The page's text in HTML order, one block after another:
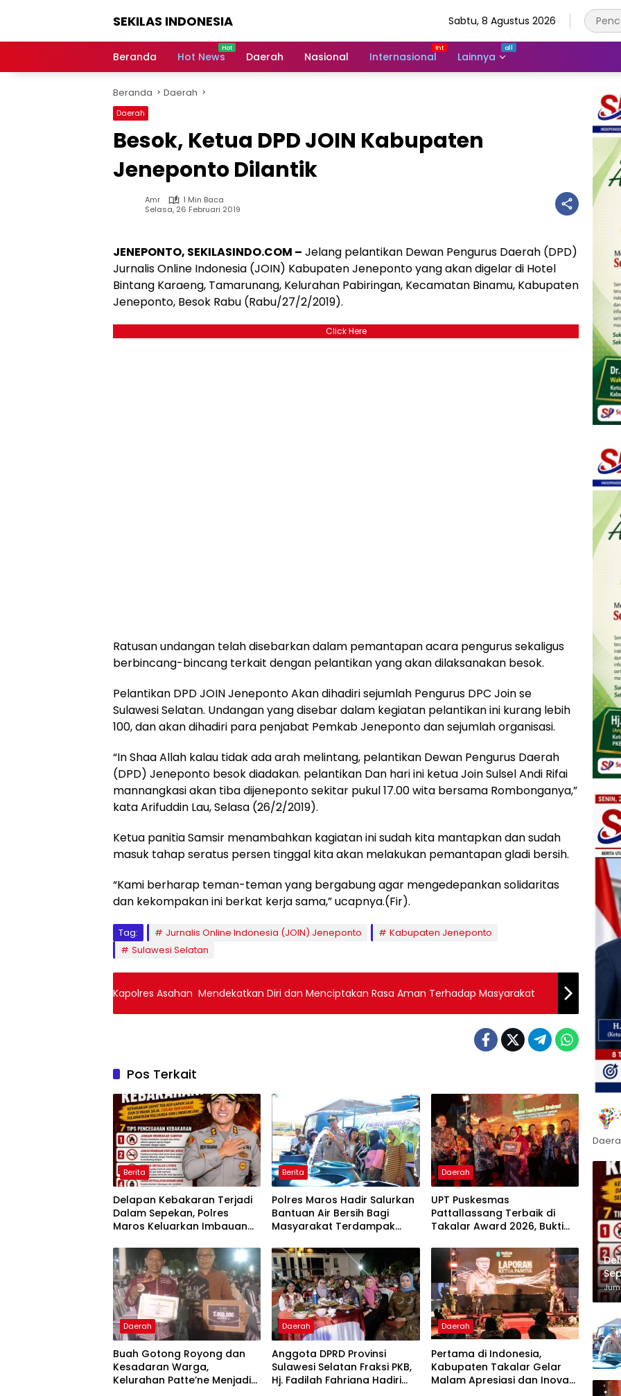
SEKILAS INDONESIA
Terkini,
Latest
World,
Headlines,
News
Sabtu, 8 Agustus 2026
Beranda Hot News Daerah Nasional Internasional Lainnya
Beranda Daerah
Daerah
Besok, Ketua DPD JOIN Kabupaten
Jeneponto Dilantik
Amr
1 Min Baca
Selasa, 26 Februari 2019
JENEPONTO, SEKILASINDO.COM – Jelang pelantikan Dewan Pengurus Daerah (DPD)
Jurnalis Online Indonesia (JOIN) Kabupaten Jeneponto yang akan digelar di Hotel
Bintang Karaeng, Tamarunang, Kelurahan Pabiringan, Kecamatan Binamu, Kabupaten
Jeneponto, Besok Rabu (Rabu/27/2/2019).
Click Here
Ratusan undangan telah disebarkan dalam pemantapan acara pengurus sekaligus
berbincang-bincang terkait dengan pelantikan yang akan dilaksanakan besok.
Pelantikan DPD JOIN Jeneponto Akan dihadiri sejumlah Pengurus DPC Join se
Sulawesi Selatan. Undangan yang disebar dalam kegiatan pelantikan ini kurang lebih
100, dan akan dihadiri para penjabat Pemkab Jeneponto dan sejumlah organisasi.
“In Shaa Allah kalau tidak ada arah melintang, pelantikan Dewan Pengurus Daerah
(DPD) Jeneponto besok diadakan. pelantikan Dan hari ini ketua Join Sulsel Andi Rifai
mannangkasi akan tiba dijeneponto sekitar pukul 17.00 wita bersama Rombonganya,”
kata Arifuddin Lau, Selasa (26/2/2019).
Ketua panitia Samsir menambahkan kagiatan ini sudah kita mantapkan dan sudah
masuk tahap seratus persen tinggal kita akan melakukan pemantapan gladi bersih.
“Kami berharap teman-teman yang bergabung agar mengedepankan solidaritas
dan kekompakan ini berkat kerja sama,” ucapnya.(Fir).
Tag: Jurnalis Online Indonesia (JOIN) Jeneponto
Kabupaten Jeneponto
Sulawesi Selatan
Kapolres Asahan Mendekatkan Diri dan Menciptakan Rasa Aman Terhadap Masyarakat
Pos Terkait
Berita
Delapan Kebakaran Terjadi
Dalam Sepekan, Polres
Maros Keluarkan Imbauan
Berita
Polres Maros Hadir Salurkan
Bantuan Air Bersih Bagi
Masyarakat Terdampak
Daerah
UPT Puskesmas
Pattallassang Terbaik di
Takalar Award 2026, Bukti
Pelayanan Kesehatan
Berkualitas
Daerah
Buah Gotong Royong dan
Kesadaran Warga,
Kelurahan Patte’ne Menjadi
Daerah
Anggota DPRD Provinsi
Sulawesi Selatan Fraksi PKB,
Hj. Fadilah Fahriana Hadiri
Daerah
Pertama di Indonesia,
Kabupaten Takalar Gelar
Malam Apresiasi dan Inovasi